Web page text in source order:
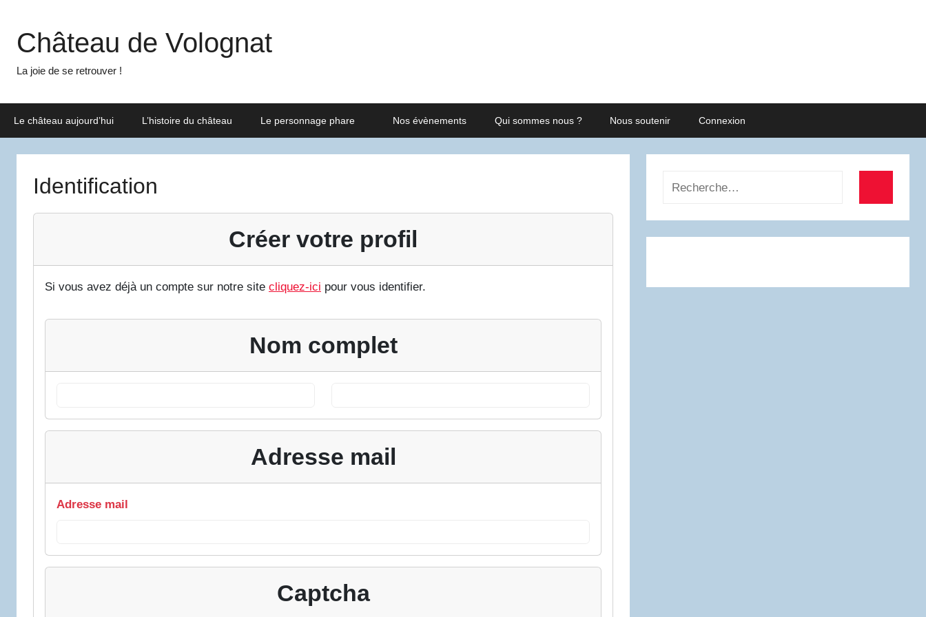
contenu
Château de Volognat
La joie de se retrouver !
Le château aujourd’hui L’histoire du château Le personnage phare Nos évènements Qui sommes nous ? Nous soutenir Connexion
Identification
Créer votre profil
Si vous avez déjà un compte sur notre site cliquez-ici pour vous identifier.
Nom complet
Adresse mail
Adresse mail
Captcha
Recherche
: